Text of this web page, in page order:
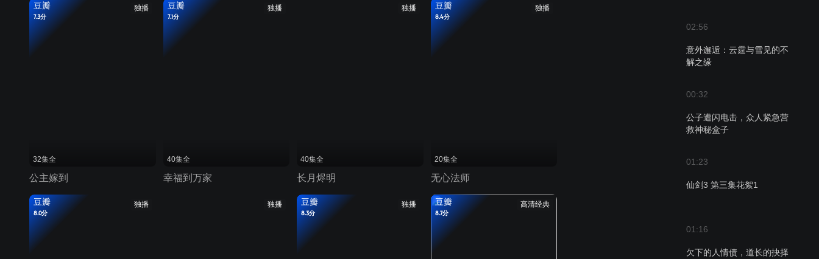
02:56
意外邂逅：云霆与雪见的不
解之缘
00:32
公子遭闪电击，众人紧急营
救神秘盒子
01:23
仙剑3 第三集花絮1
01:16
欠下的人情债，道长的抉择
独播
豆瓣
7.3分
32集全
公主嫁到
独播
豆瓣
7.1分
40集全
幸福到万家
独播
40集全
长月烬明
独播
豆瓣
8.4分
20集全
无心法师
独播
豆瓣
8.0分
独播 独播
豆瓣
8.3分
高清经典
豆瓣
8.7分